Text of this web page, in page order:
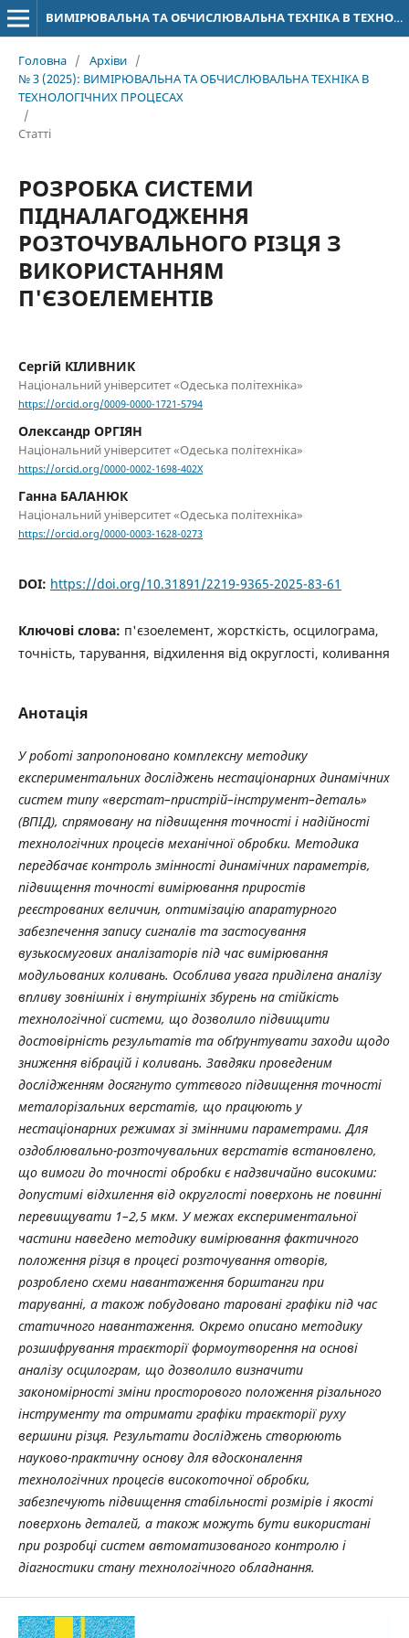
ВИМІРЮВАЛЬНА ТА ОБЧИСЛЮВАЛЬНА ТЕХНІКА В ТЕХНОЛОГІЧНИХ ПРОЦЕСАХ
Головна / Архіви /
№ 3 (2025): ВИМІРЮВАЛЬНА ТА ОБЧИСЛЮВАЛЬНА ТЕХНІКА В
ТЕХНОЛОГІЧНИХ ПРОЦЕСАХ
/
Статті
РОЗРОБКА СИСТЕМИ
ПІДНАЛАГОДЖЕННЯ
РОЗТОЧУВАЛЬНОГО РІЗЦЯ З
ВИКОРИСТАННЯМ
П'ЄЗОЕЛЕМЕНТІВ
Сергій КІЛИВНИК
Національний університет «Одеська політехніка»
https://orcid.org/0009-0000-1721-5794
Олександр ОРГІЯН
Національний університет «Одеська політехніка»
https://orcid.org/0000-0002-1698-402X
Ганна БАЛАНЮК
Національний університет «Одеська політехніка»
https://orcid.org/0000-0003-1628-0273
DOI: https://doi.org/10.31891/2219-9365-2025-83-61
Ключові слова: п'єзоелемент, жорсткість, осцилограма,
точність, тарування, відхилення від округлості, коливання
Анотація
У роботі запропоновано комплексну методику
експериментальних досліджень нестаціонарних динамічних
систем типу «верстат–пристрій–інструмент–деталь»
(ВПІД), спрямовану на підвищення точності і надійності
технологічних процесів механічної обробки. Методика
передбачає контроль змінності динамічних параметрів,
підвищення точності вимірювання приростів
реєстрованих величин, оптимізацію апаратурного
забезпечення запису сигналів та застосування
вузькосмугових аналізаторів під час вимірювання
модульованих коливань. Особлива увага приділена аналізу
впливу зовнішніх і внутрішніх збурень на стійкість
технологічної системи, що дозволило підвищити
достовірність результатів та обґрунтувати заходи щодо
зниження вібрацій і коливань. Завдяки проведеним
дослідженням досягнуто суттєвого підвищення точності
металорізальних верстатів, що працюють у
нестаціонарних режимах зі змінними параметрами. Для
оздоблювально-розточувальних верстатів встановлено,
що вимоги до точності обробки є надзвичайно високими:
допустимі відхилення від округлості поверхонь не повинні
перевищувати 1–2,5 мкм. У межах експериментальної
частини наведено методику вимірювання фактичного
положення різця в процесі розточування отворів,
розроблено схеми навантаження борштанги при
таруванні, а також побудовано таровані графіки під час
статичного навантаження. Окремо описано методику
розшифрування траєкторії формоутворення на основі
аналізу осцилограм, що дозволило визначити
закономірності зміни просторового положення різального
інструменту та отримати графіки траєкторії руху
вершини різця. Результати досліджень створюють
науково-практичну основу для вдосконалення
технологічних процесів високоточної обробки,
забезпечують підвищення стабільності розмірів і якості
поверхонь деталей, а також можуть бути використані
при розробці систем автоматизованого контролю і
діагностики стану технологічного обладнання.